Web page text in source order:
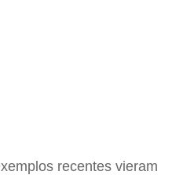
recentes vieram